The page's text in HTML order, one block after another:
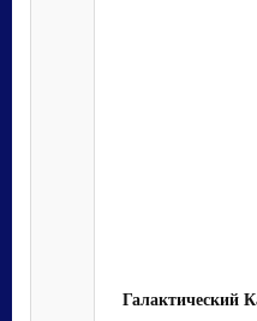
Галактический